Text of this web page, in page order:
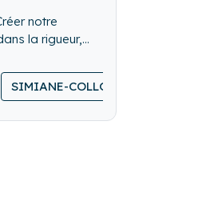
notre
la rigueur,
de
SIMIANE-COLLONGUE